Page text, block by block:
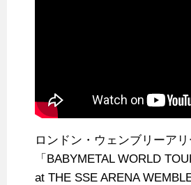
ロンドン・ウェンブリーア
「BABYMETAL WORLD
at THE SSE ARENA